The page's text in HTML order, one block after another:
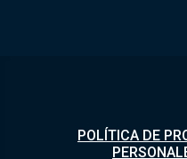
POLÍTICA DE